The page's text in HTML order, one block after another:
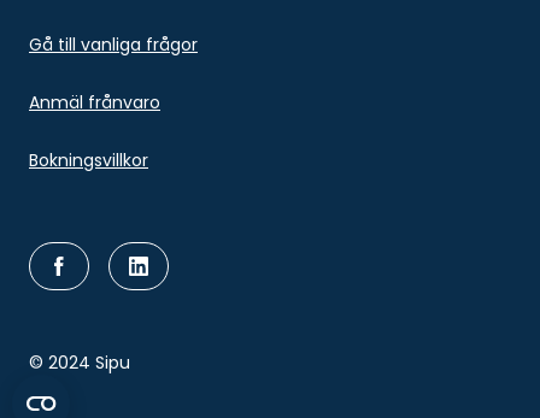
Gå till vanliga frågor
Anmäl frånvaro
Bokningsvillkor
© 2024 Sipu